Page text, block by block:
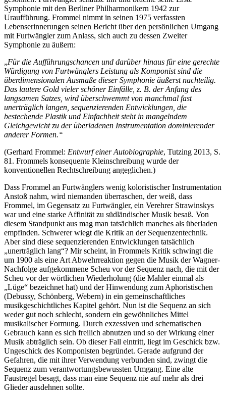
Symphonie mit den Berliner Philharmonikern 1942 zur
Uraufführung. Frommel nimmt in seinen 1975 verfassten
Lebenserinnerungen seinen Bericht über den persönlichen Umgang
mit Furtwängler zum Anlass, sich auch zu dessen Zweiter
Symphonie zu äußern:
„Für die Aufführungschancen und darüber hinaus für eine gerechte
Würdigung von Furtwänglers Leistung als Komponist sind die
überdimensionalen Ausmaße dieser Symphonie äußerst nachteilig.
Das lautere Gold vieler schöner Einfälle, z. B. der Anfang des
langsamen Satzes, wird überschwemmt von manchmal fast
unerträglich langen, sequenzierenden Entwicklungen, die
bestechende Plastik und Einfachheit steht in mangelndem
Gleichgewicht zu der überladenen Instrumentation dominierender
anderer Formen.“
(Gerhard Frommel: Entwurf einer Autobiographie, Tutzing 2013, S.
81. Frommels konsequente Kleinschreibung wurde der
konventionellen Rechtschreibung angeglichen.)
Dass Frommel an Furtwänglers wenig koloristischer Instrumentation
Anstoß nahm, wird niemanden überraschen, der weiß, dass
Frommel, im Gegensatz zu Furtwängler, ein Verehrer Strawinskys
war und eine starke Affinität zu südländischer Musik besaß. Von
diesem Standpunkt aus mag man tatsächlich manches als überladen
empfinden. Schwerer wiegt die Kritik an der Sequenzentechnik.
Aber sind diese sequenzierenden Entwicklungen tatsächlich
„unerträglich lang“? Mir scheint, in Frommels Kritik schwingt die
um 1900 als eine Art Abwehrreaktion gegen die Musik der Wagner-
Nachfolge aufgekommene Scheu vor der Sequenz nach, die mit der
Scheu vor der wörtlichen Wiederholung (die Mahler einmal als
„Lüge“ bezeichnet hat) und der Hinwendung zum Aphoristischen
(Debussy, Schönberg, Webern) in ein gemeinschaftliches
musikgeschichtliches Kapitel gehört. Nun ist die Sequenz an sich
weder gut noch schlecht, sondern ein gewöhnliches Mittel
musikalischer Formung. Durch exzessiven und schematischen
Gebrauch kann es sich freilich abnutzen und so der Wirkung einer
Musik abträglich sein. Ob dieser Fall eintritt, liegt im Geschick bzw.
Ungeschick des Komponisten begründet. Gerade aufgrund der
Gefahren, die mit ihrer Verwendung verbunden sind, zwingt die
Sequenz zum verantwortungsbewussten Umgang. Eine alte
Faustregel besagt, dass man eine Sequenz nie auf mehr als drei
Glieder ausdehnen sollte.